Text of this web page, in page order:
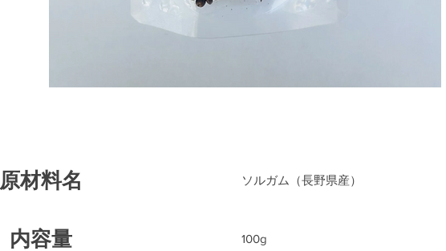
原材料名 ソルガム（長野県産）
​内容量 100g